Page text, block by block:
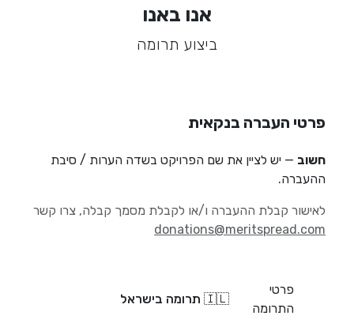
אנו באנו
ביצוע תרומה
פרטי העברה בנקאית
חשוב — יש לציין את שם הפרויקט בשדה הערות / סיבת
ההעברה.
לאישור קבלת ההעברה ו/או לקבלת מסמך קבלה, צרו קשר
donations@meritspread.com
פרטי
התרומה
🇮🇱 תרומה בישראל